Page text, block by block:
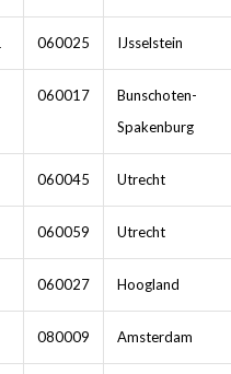
060025 IJsselstein
060017
Bunschoten-
Spakenburg
060045 Utrecht
060059 Utrecht
060027 Hoogland
080009 Amsterdam